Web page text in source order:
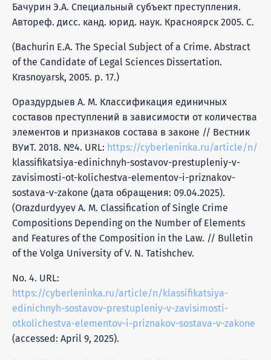
Бачурин Э.А. Специальный субъект преступления.
Автореф. дисс. канд. юрид. наук. Красноярск 2005. С.
(Bachurin E.A. The Special Subject of a Crime. Abstract
of the Candidate of Legal Sciences Dissertation.
Krasnoyarsk, 2005. p. 17.)
Ораздурдыев А. М. Классификация единичных
составов преступлений в зависимости от количества
элементов и признаков состава в законе // Вестник
ВУиТ. 2018. №4. URL: https://cyberleninka.ru/article/n/
klassifikatsiya-edinichnyh-sostavov-prestupleniy-v-
zavisimosti-ot-kolichestva-elementov-i-priznakov-
sostava-v-zakone (дата обращения: 09.04.2025).
(Orazdurdyyev A. M. Classification of Single Crime
Compositions Depending on the Number of Elements
and Features of the Composition in the Law. // Bulletin
of the Volga University of V. N. Tatishchev.
No. 4. URL:
https://cyberleninka.ru/article/n/klassifikatsiya-
edinichnyh-sostavov-prestupleniy-v-zavisimosti-
otkolichestva-elementov-i-priznakov-sostava-v-zakone
(accessed: April 9, 2025).